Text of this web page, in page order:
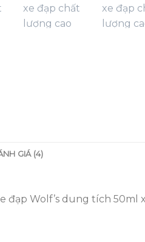
GIÁ (4)
đạp Wolf’s dung tích 50ml